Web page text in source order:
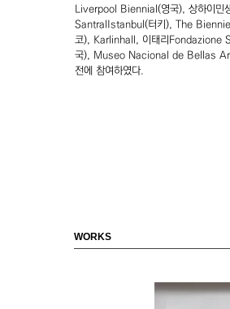
Liverpool Biennial(영국), 상하이
SantralIstanbul(터키), The
코), Karlinhall, 이태리Fondazione
국), Museo Nacional de Bellas
전에 참여하였다.
WORKS